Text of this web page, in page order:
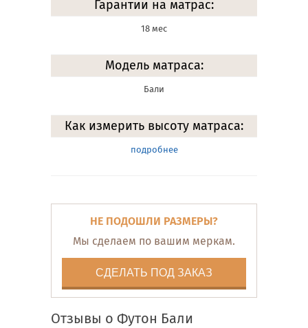
Гарантии на матрас:
18 мес
Модель матраса:
Бали
Как измерить высоту матраса:
подробнее
НЕ ПОДОШЛИ РАЗМЕРЫ?
Мы сделаем по вашим меркам.
СДЕЛАТЬ ПОД ЗАКАЗ
Отзывы о Футон Бали